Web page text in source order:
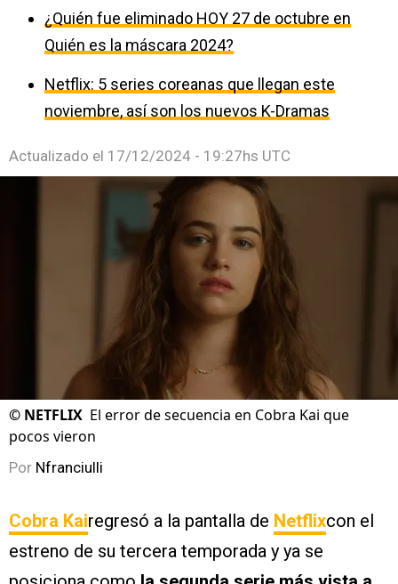
¿Quién fue eliminado HOY 27 de octubre en
Quién es la máscara 2024?
Netflix: 5 series coreanas que llegan este
noviembre, así son los nuevos K-Dramas
Actualizado el 17/12/2024 - 19:27hs UTC
© NETFLIX El error de secuencia en Cobra Kai que
pocos vieron
Por Nfranciulli
Cobra Kairegresó a la pantalla de Netflixcon el
estreno de su tercera temporada y ya se